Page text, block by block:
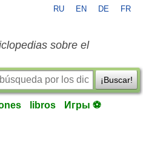
RU EN DE FR
sobre el
¡Buscar!
libros Игры ⚽